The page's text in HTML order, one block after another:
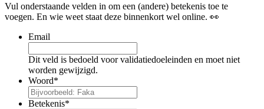
Vul onderstaande velden in om een (andere) betekenis toe te
voegen. En wie weet staat deze binnenkort wel online. 👀
Email
Dit veld is bedoeld voor validatiedoeleinden en moet niet
worden gewijzigd.
Woord*
Betekenis*